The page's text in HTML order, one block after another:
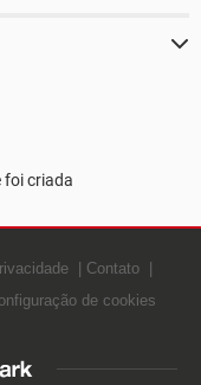
foi criada
Contato
de cookies